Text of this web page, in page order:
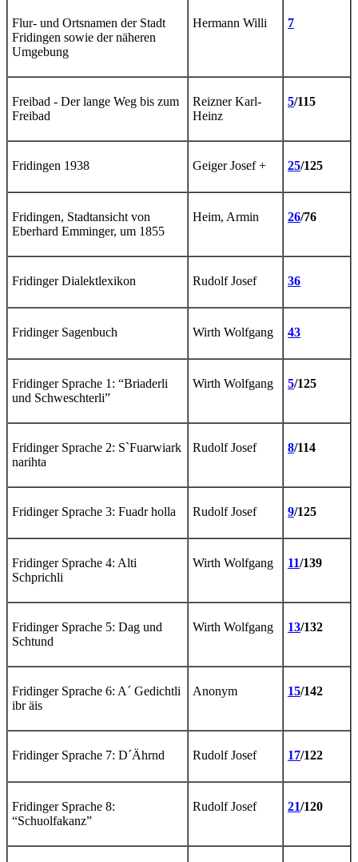
Flur- und Ortsnamen der Stadt
Fridingen sowie der näheren
Umgebung
Hermann Willi 7
Freibad - Der lange Weg bis zum
Freibad
Reizner Karl-
Heinz
5/115
Fridingen 1938 Geiger Josef + 25/125
Fridingen, Stadtansicht von
Eberhard Emminger, um 1855
Heim, Armin 26/76
Fridinger Dialektlexikon Rudolf Josef 36
Fridinger Sagenbuch Wirth Wolfgang 43
Fridinger Sprache 1: “Briaderli
und Schweschterli”
Wirth Wolfgang 5/125
Fridinger Sprache 2: S`Fuarwiark
narihta
Rudolf Josef 8/114
Fridinger Sprache 3: Fuadr holla Rudolf Josef 9/125
Fridinger Sprache 4: Alti
Schprichli
Wirth Wolfgang 11/139
Fridinger Sprache 5: Dag und
Schtund
Wirth Wolfgang 13/132
Fridinger Sprache 6: A´ Gedichtli
ibr äis
Anonym 15/142
Fridinger Sprache 7: D´Ährnd Rudolf Josef 17/122
Fridinger Sprache 8:
“Schuolfakanz”
Rudolf Josef 21/120